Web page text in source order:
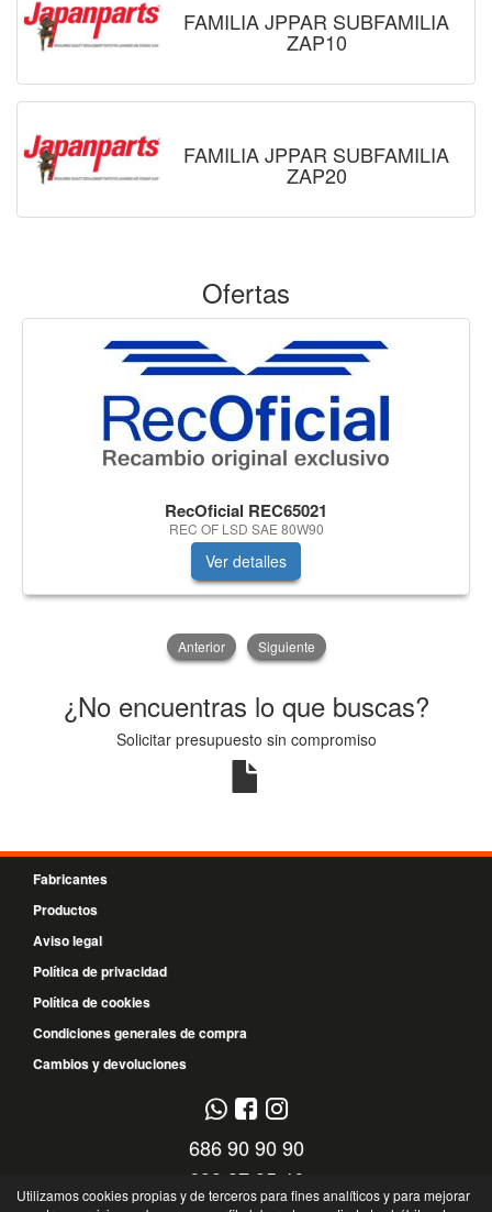
FAMILIA JPPAR SUBFAMILIA
ZAP10
FAMILIA JPPAR SUBFAMILIA
ZAP20
Ofertas
RecOficial REC65021
REC OF LSD SAE 80W90
Ver detalles
Anterior Siguiente
¿No encuentras lo que buscas?
Solicitar presupuesto sin compromiso
Fabricantes
Productos
Aviso legal
Política de privacidad
Política de cookies
Condiciones generales de compra
Cambios y devoluciones
686 90 90 90
699 37 95 46
Utilizamos cookies propias y de terceros para fines analíticos y para mejorar